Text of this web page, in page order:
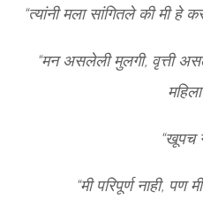
“त्यांनी मला सांगितले की मी हे
“मन असलेली मुलगी, वृत्ती
महिला
“खूपच
“मी परिपूर्ण नाही, पण